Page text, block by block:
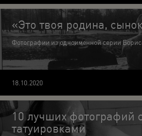
«Это твоя родина,
Фотографии из одноименной серии
18.10.2020
10 лучших фотографий с
татуировками